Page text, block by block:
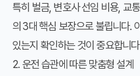
특히 벌금, 변호사 선임 비용, 교
의 3대 핵심 보장으로 불립니다.
있는지 확인하는 것이 중요합니
2. 운전 습관에 따른 맞춤형 설계